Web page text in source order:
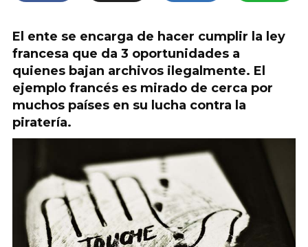
El ente se encarga de hacer cumplir la ley
francesa que da 3 oportunidades a
quienes bajan archivos ilegalmente. El
ejemplo francés es mirado de cerca por
muchos países en su lucha contra la
piratería.